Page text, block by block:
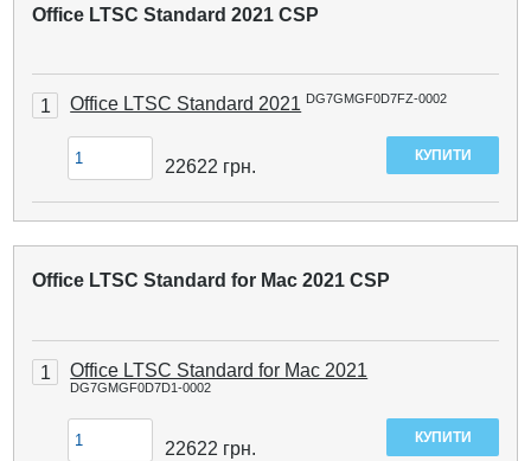
Office LTSC Standard 2021 CSP
1 Office LTSC Standard 2021 DG7GMGF0D7FZ-0002
22622 грн.
Office LTSC Standard for Mac 2021 CSP
1 Office LTSC Standard for Mac 2021
DG7GMGF0D7D1-0002
22622 грн.